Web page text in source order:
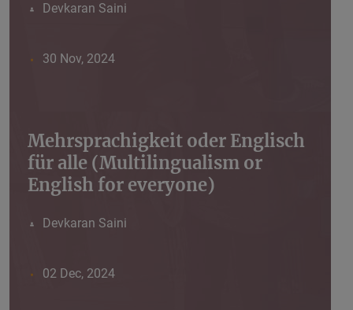
Devkaran Saini
30 Nov, 2024
Mehrsprachigkeit oder Englisch
für alle (Multilingualism or
English for everyone)
Devkaran Saini
02 Dec, 2024